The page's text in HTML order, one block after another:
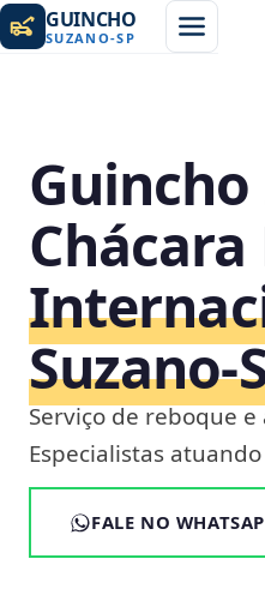
GUINCHO
SUZANO-SP
Serviço de reboque e
Especialistas
FALE NO